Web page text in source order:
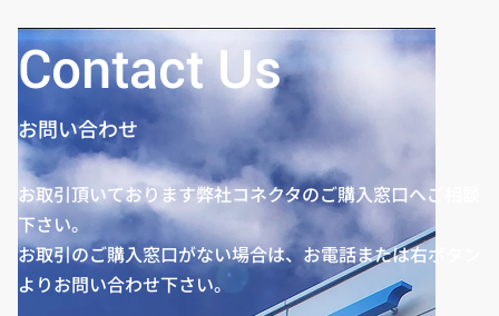
Contact Us
お問い合わせ
お取引頂いております弊社コネクタのご購入窓口へご相談
下さい。
お取引のご購入窓口がない場合は、お電話または右ボタン
よりお問い合わせ下さい。